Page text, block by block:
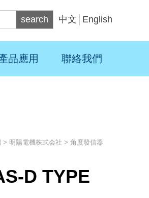
search 中文 English
品應用 聯絡我們
> 明陽電機株式会社 > 角度發信器
D TYPE